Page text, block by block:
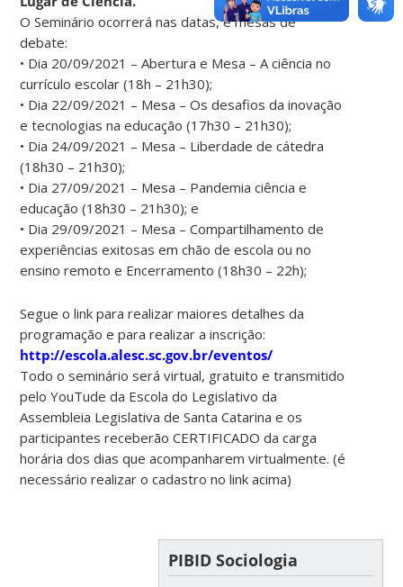
O Seminário ocorrerá nas datas, e mesas de
debate:
• Dia 20/09/2021 – Abertura e Mesa – A ciência no
currículo escolar (18h – 21h30);
• Dia 22/09/2021 – Mesa – Os desafios da inovação
e tecnologias na educação (17h30 – 21h30);
• Dia 24/09/2021 – Mesa – Liberdade de cátedra
(18h30 – 21h30);
• Dia 27/09/2021 – Mesa – Pandemia ciência e
educação (18h30 – 21h30); e
• Dia 29/09/2021 – Mesa – Compartilhamento de
experiências exitosas em chão de escola ou no
ensino remoto e Encerramento (18h30 – 22h);
Segue o link para realizar maiores detalhes da
programação e para realizar a inscrição:
http://escola.alesc.sc.gov.br/eventos/
Todo o seminário será virtual, gratuito e transmitido
pelo YouTude da Escola do Legislativo da
Assembleia Legislativa de Santa Catarina e os
participantes receberão CERTIFICADO da carga
horária dos dias que acompanharem virtualmente. (é
necessário realizar o cadastro no link acima)
PIBID Sociologia